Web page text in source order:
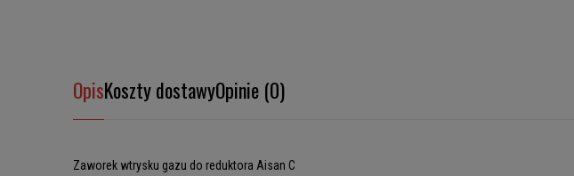
OpisKoszty dostawyOpinie (0)
Zaworek wtrysku gazu do reduktora Aisan C